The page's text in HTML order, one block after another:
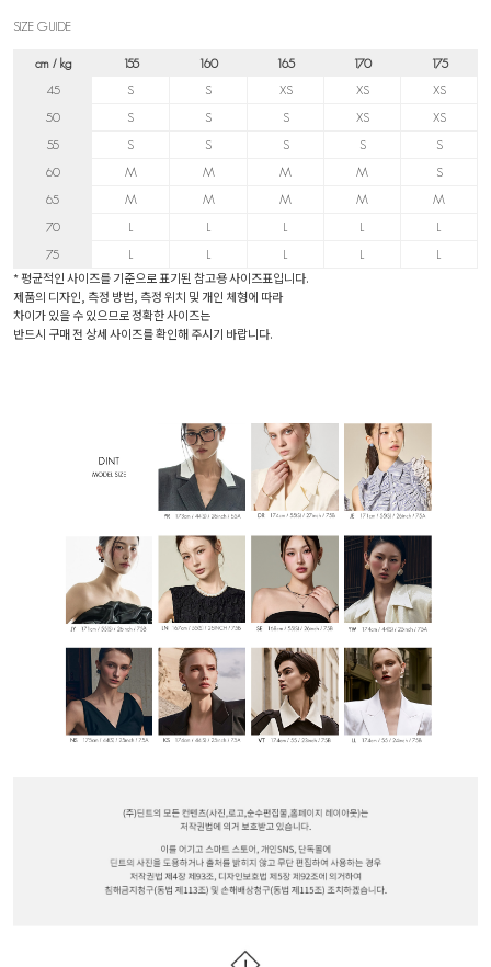
SIZE GUIDE
cm / kg 155 160 165 170
175
45
S S XS XS
XS
50
S S S XS
XS
55
S S S S
S
60
M M M M
S
65
M M M M
M
70
L L L L
L
75
L L L L L
* 평균적인 사이즈를 기준으로 표기된 참고용 사이즈표입니다.
제품의 디자인, 측정 방법, 측정 위치 및 개인 체형에 따라
차이가 있을 수 있으므로 정확한 사이즈는
반드시 구매 전 상세 사이즈를 확인해 주시기 바랍니다.